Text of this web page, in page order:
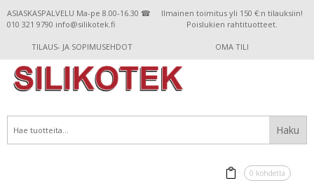
ASIASKASPALVELU Ma-pe 8.00-16.30 ☎
010 321 9790 info@silikotek.fi
Ilmainen toimitus yli 150 €:n tilauksiin!
Poislukien rahtituotteet.
TILAUS- JA SOPIMUSEHDOT OMA TILI
0 kohdetta